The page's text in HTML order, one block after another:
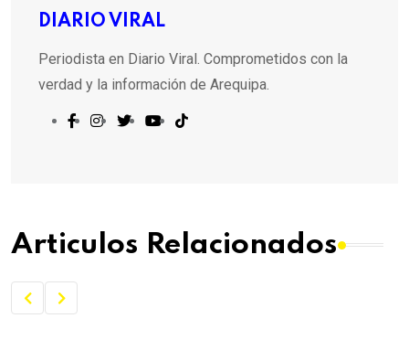
DIARIO VIRAL
Periodista en Diario Viral. Comprometidos con la
verdad y la información de Arequipa.
Articulos Relacionados